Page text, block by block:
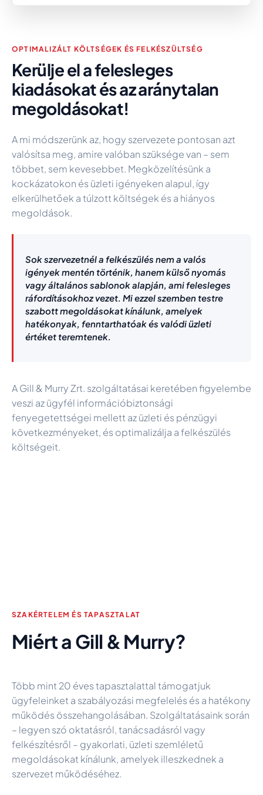
OPTIMALIZÁLT KÖLTSÉGEK ÉS FELKÉSZÜLTSÉG
Kerülje el a felesleges
kiadásokat és az aránytalan
megoldásokat!
A mi módszerünk az, hogy szervezete pontosan azt
valósítsa meg, amire valóban szüksége van – sem
többet, sem kevesebbet. Megközelítésünk a
kockázatokon és üzleti igényeken alapul, így
elkerülhetőek a túlzott költségek és a hiányos
megoldások.
Sok szervezetnél a felkészülés nem a valós
igények mentén történik, hanem külső nyomás
vagy általános sablonok alapján, ami felesleges
ráfordításokhoz vezet. Mi ezzel szemben testre
szabott megoldásokat kínálunk, amelyek
hatékonyak, fenntarthatóak és valódi üzleti
értéket teremtenek.
A Gill & Murry Zrt. szolgáltatásai keretében figyelembe
veszi az ügyfél információbiztonsági
fenyegetettségei mellett az üzleti és pénzügyi
következményeket, és optimalizálja a felkészülés
költségeit.
SZAKÉRTELEM ÉS TAPASZTALAT
Miért a Gill & Murry?
Több mint 20 éves tapasztalattal támogatjuk
ügyfeleinket a szabályozási megfelelés és a hatékony
működés összehangolásában. Szolgáltatásaink során
– legyen szó oktatásról, tanácsadásról vagy
felkészítésről – gyakorlati, üzleti szemléletű
megoldásokat kínálunk, amelyek illeszkednek a
szervezet működéséhez.